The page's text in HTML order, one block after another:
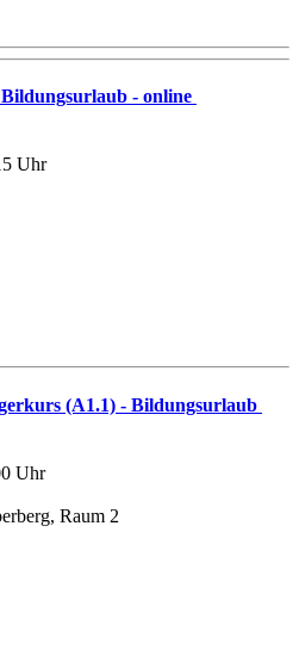
Bildungsurlaub - online
Uhr
(A1.1) - Bildungsurlaub
Uhr
Raum 2